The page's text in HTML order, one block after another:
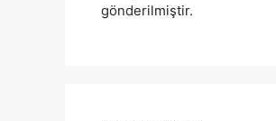
gönderilmiştir.